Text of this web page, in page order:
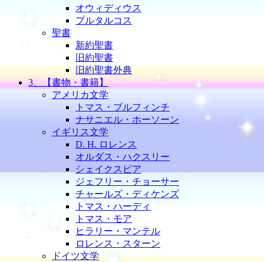
オウィディウス
プルタルコス
聖書
新約聖書
旧約聖書
旧約聖書外典
3、【書物・書籍】
アメリカ文学
トマス・ブルフィンチ
ナサニエル・ホーソーン
イギリス文学
D. H. ロレンス
オルダス・ハクスリー
シェイクスピア
ジェフリー・チョーサー
チャールズ・ディケンズ
トマス・ハーディ
トマス・モア
ヒラリー・マンテル
ロレンス・スターン
ドイツ文学